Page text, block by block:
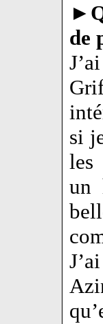
►
de
si
les
un